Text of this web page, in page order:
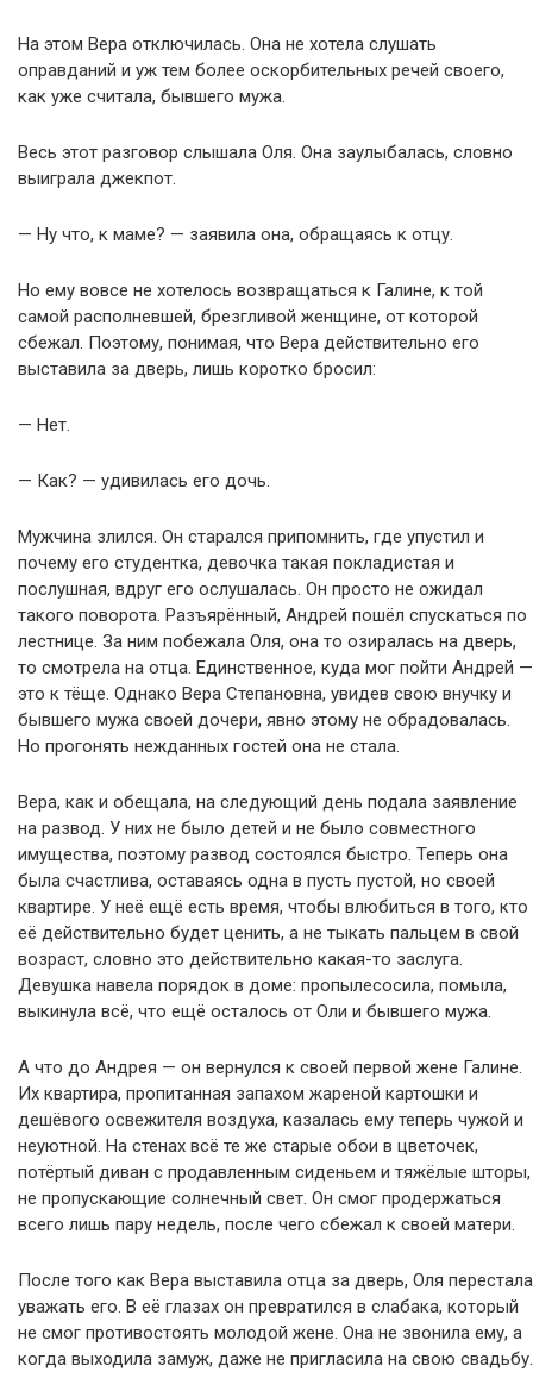
На этом Вера отключилась. Она не хотела слушать
оправданий и уж тем более оскорбительных речей своего,
как уже считала, бывшего мужа.
Весь этот разговор слышала Оля. Она заулыбалась, словно
выиграла джекпот.
— Ну что, к маме? — заявила она, обращаясь к отцу.
Но ему вовсе не хотелось возвращаться к Галине, к той
самой располневшей, брезгливой женщине, от которой
сбежал. Поэтому, понимая, что Вера действительно его
выставила за дверь, лишь коротко бросил:
— Нет.
— Как? — удивилась его дочь.
Мужчина злился. Он старался припомнить, где упустил и
почему его студентка, девочка такая покладистая и
послушная, вдруг его ослушалась. Он просто не ожидал
такого поворота. Разъярённый, Андрей пошёл спускаться по
лестнице. За ним побежала Оля, она то озиралась на дверь,
то смотрела на отца. Единственное, куда мог пойти Андрей —
это к тёще. Однако Вера Степановна, увидев свою внучку и
бывшего мужа своей дочери, явно этому не обрадовалась.
Но прогонять нежданных гостей она не стала.
Вера, как и обещала, на следующий день подала заявление
на развод. У них не было детей и не было совместного
имущества, поэтому развод состоялся быстро. Теперь она
была счастлива, оставаясь одна в пусть пустой, но своей
квартире. У неё ещё есть время, чтобы влюбиться в того, кто
её действительно будет ценить, а не тыкать пальцем в свой
возраст, словно это действительно какая-то заслуга.
Девушка навела порядок в доме: пропылесосила, помыла,
выкинула всё, что ещё осталось от Оли и бывшего мужа.
А что до Андрея — он вернулся к своей первой жене Галине.
Их квартира, пропитанная запахом жареной картошки и
дешёвого освежителя воздуха, казалась ему теперь чужой и
неуютной. На стенах всё те же старые обои в цветочек,
потёртый диван с продавленным сиденьем и тяжёлые шторы,
не пропускающие солнечный свет. Он смог продержаться
всего лишь пару недель, после чего сбежал к своей матери.
После того как Вера выставила отца за дверь, Оля перестала
уважать его. В её глазах он превратился в слабака, который
не смог противостоять молодой жене. Она не звонила ему, а
когда выходила замуж, даже не пригласила на свою свадьбу.